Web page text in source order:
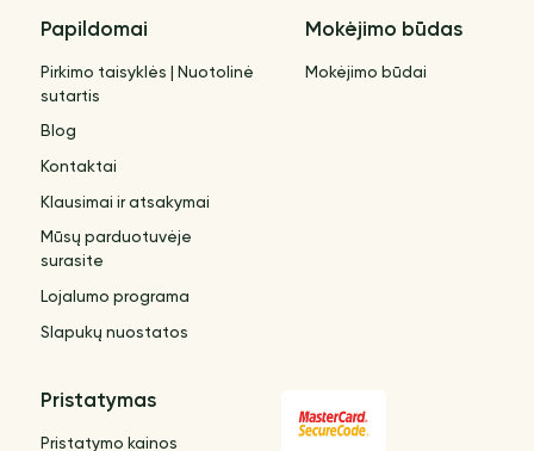
Papildomai
Pirkimo taisyklės | Nuotolinė
sutartis
Blog
Kontaktai
Klausimai ir atsakymai
Mūsų parduotuvėje
surasite
Lojalumo programa
Slapukų nuostatos
Mokėjimo būdas
Mokėjimo būdai
Pristatymas
Pristatymo kainos